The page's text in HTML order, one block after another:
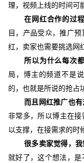
理， 视频上线的时间可
在网红合作的过
目，产品受众，推广
红，卖家也需要挑选网
所以为什么每次
局，博主的频道不是
的，也就是所说的抢占
而且网红推广也有
非常多， 所以博主在接
以支撑， 在接需求的时
很多卖家觉得，我
就好了，这个想法，